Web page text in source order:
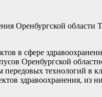
Оренбургской
в сфере
Оренбургской
технологий в
здравоохранения, из